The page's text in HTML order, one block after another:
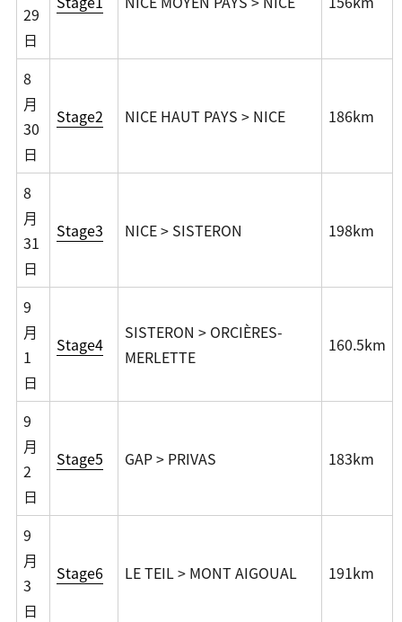
29
日
8
月
30
日
Stage2 NICE HAUT PAYS > NICE 186km
8
月
31
日
Stage3 NICE > SISTERON 198km
9
月
1
日
Stage4
SISTERON > ORCIÈRES-
MERLETTE
160.5km
9
月
2
日
Stage5 GAP > PRIVAS 183km
9
月
3
日
Stage6 LE TEIL > MONT AIGOUAL 191km